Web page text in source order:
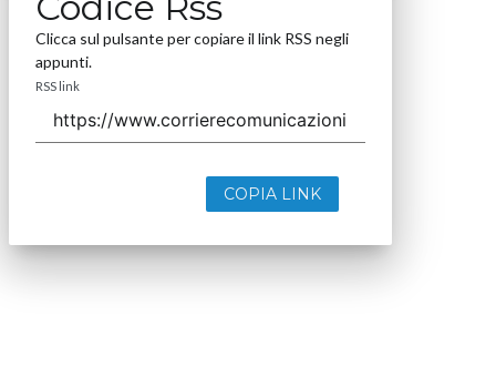
Clicca sul pulsante per copiare il link RSS negli
appunti.
RSS link
COPIA LINK